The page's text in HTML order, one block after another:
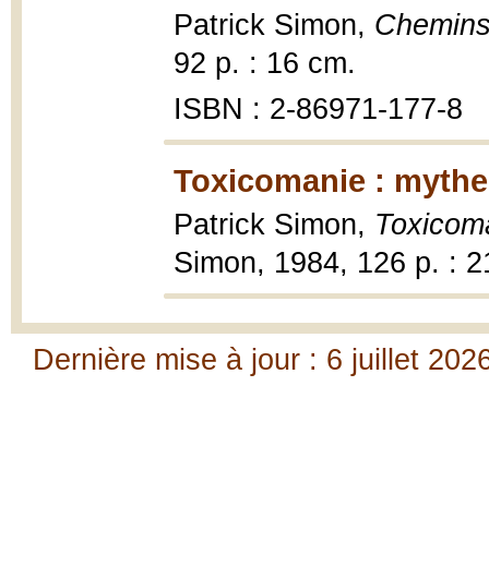
Patrick Simon,
92 p. : 16 cm.
ISBN : 2-86971-177-8
Toxicomanie :
Patrick Simon,
Simon, 1984, 126 p. :
Dernière mise à jour : 6 juillet